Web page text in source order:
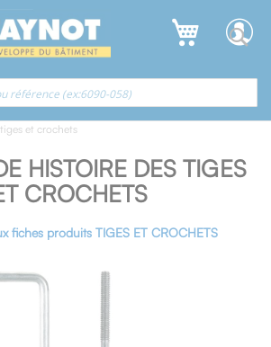
et crochets
HISTOIRE DES TIGES
CROCHETS
fiches produits TIGES ET CROCHETS